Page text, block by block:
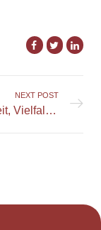
NEXT POST
Sicherheit, Vielfalt und Boni: Digitales Glücksspiel im RoyalSea Casino erleben